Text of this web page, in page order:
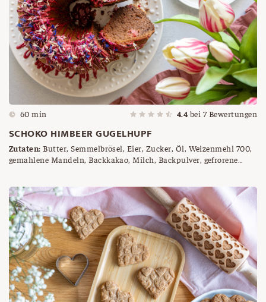
60 min 4.4 bei 7Bewertungen
SCHOKO HIMBEER GUGELHUPF
Zutaten: Butter, Semmelbrösel, Eier, Zucker, Öl, Weizenmehl 700,
gemahlene Mandeln, Backkakao, Milch, Backpulver, gefrorene